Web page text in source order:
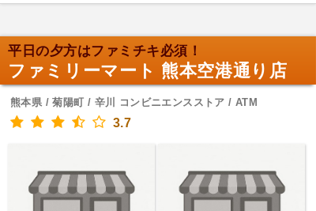
平日の夕方はファミチキ必須！
ファミリーマート 熊本空港通り店
熊本県 / 菊陽町 / 辛川 コンビニエンスストア / ATM
3.7